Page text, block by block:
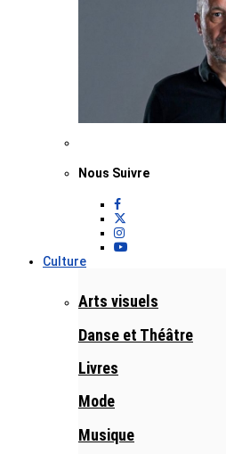
Nous Suivre
Culture
Arts visuels
Danse et Théâtre
Livres
Mode
Musique